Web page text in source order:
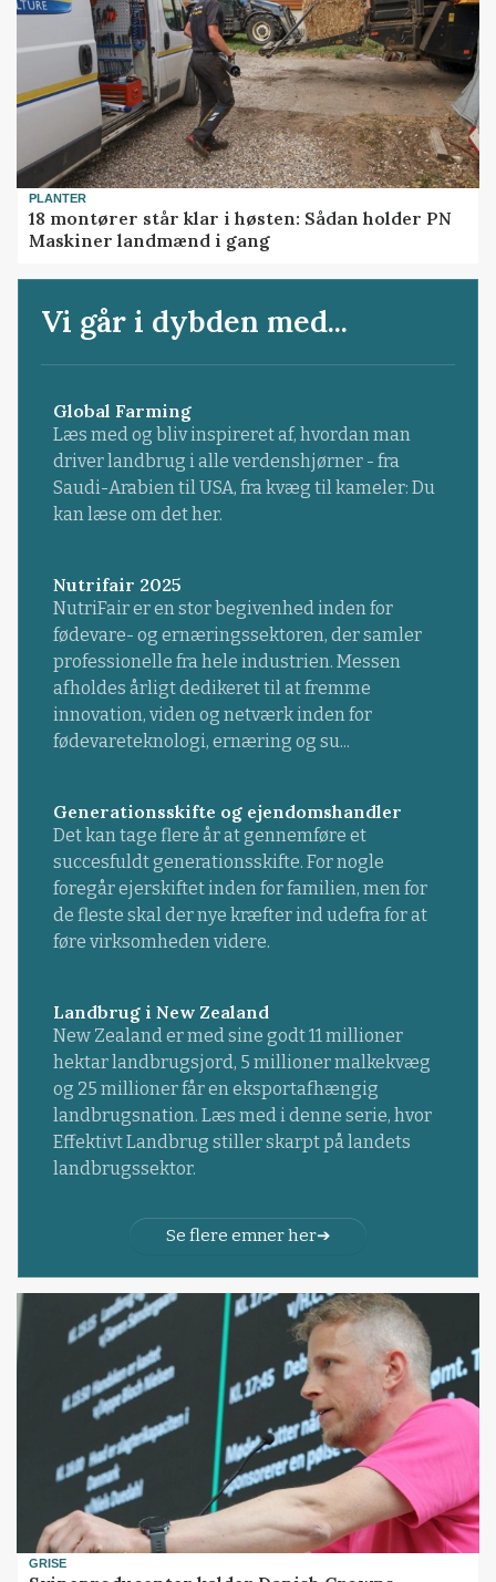
PLANTER
18 montører står klar i høsten: Sådan holder PN
Maskiner landmænd i gang
Vi går i dybden med...
Global Farming
Læs med og bliv inspireret af, hvordan man
driver landbrug i alle verdenshjørner - fra
Saudi-Arabien til USA, fra kvæg til kameler: Du
kan læse om det her.
Nutrifair 2025
NutriFair er en stor begivenhed inden for
fødevare- og ernæringssektoren, der samler
professionelle fra hele industrien. Messen
afholdes årligt dedikeret til at fremme
innovation, viden og netværk inden for
fødevareteknologi, ernæring og su...
Generationsskifte og ejendomshandler
Det kan tage flere år at gennemføre et
succesfuldt generationsskifte. For nogle
foregår ejerskiftet inden for familien, men for
de fleste skal der nye kræfter ind udefra for at
føre virksomheden videre.
Landbrug i New Zealand
New Zealand er med sine godt 11 millioner
hektar landbrugsjord, 5 millioner malkekvæg
og 25 millioner får en eksportafhængig
landbrugsnation. Læs med i denne serie, hvor
Effektivt Landbrug stiller skarpt på landets
landbrugssektor.
Se flere emner her
GRISE